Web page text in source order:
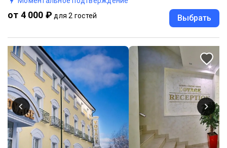
от 4 000 ₽ для 2 гостей Выбрать